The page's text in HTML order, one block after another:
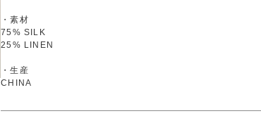
・素材
75% SILK
25% LINEN
・生産
CHINA